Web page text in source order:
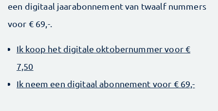
een digitaal jaarabonnement van twaalf nummers
voor € 69,-.
Ik koop het digitale oktobernummer voor €
7,50
Ik neem een digitaal abonnement voor € 69,-